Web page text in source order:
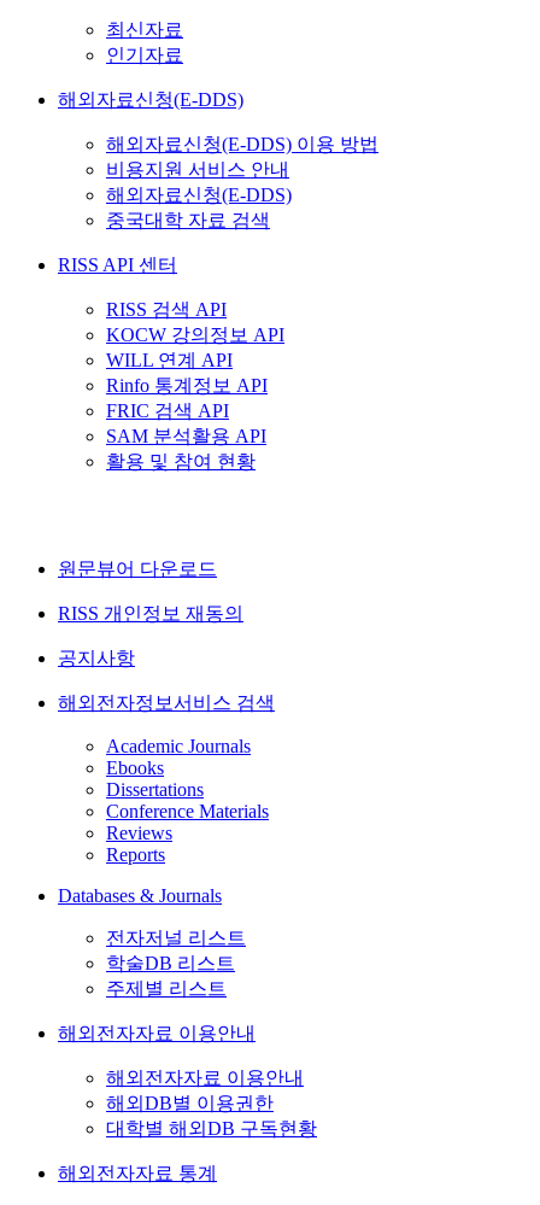
최신자료
인기자료
해외자료신청(E-DDS)
해외자료신청(E-DDS) 이용 방법
비용지원 서비스 안내
해외자료신청(E-DDS)
중국대학 자료 검색
RISS API 센터
RISS 검색 API
KOCW 강의정보 API
WILL 연계 API
Rinfo 통계정보 API
FRIC 검색 API
SAM 분석활용 API
활용 및 참여 현황
원문뷰어 다운로드
RISS 개인정보 재동의
공지사항
해외전자정보서비스 검색
Academic Journals
Ebooks
Dissertations
Conference Materials
Reviews
Reports
Databases & Journals
전자저널 리스트
학술DB 리스트
주제별 리스트
해외전자자료 이용안내
해외전자자료 이용안내
해외DB별 이용권한
대학별 해외DB 구독현황
해외전자자료 통계